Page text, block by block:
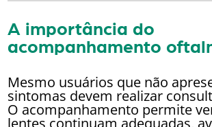
A importância do
acompanhamento
Mesmo usuários que não
sintomas devem realizar
O acompanhamento permite